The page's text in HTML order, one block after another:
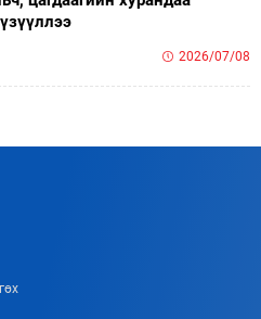
2026/07/08